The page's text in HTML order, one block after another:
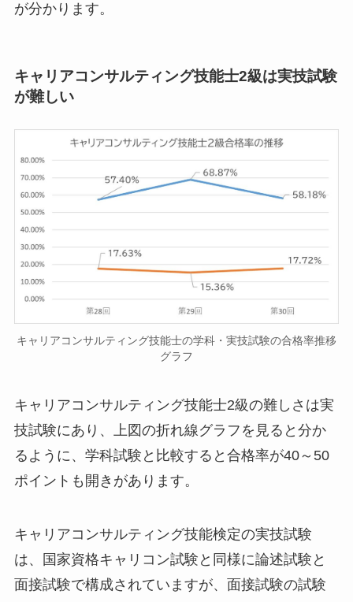
が分かります。
キャリアコンサルティング技能士2級は実技試験
が難しい
キャリアコンサルティング技能士の学科・実技試験の合格率推移
グラフ
キャリアコンサルティング技能士2級の難しさは実
技試験にあり、上図の折れ線グラフを見ると分か
るように、学科試験と比較すると合格率が40～50
ポイントも開きがあります。
キャリアコンサルティング技能検定の実技試験
は、国家資格キャリコン試験と同様に論述試験と
面接試験で構成されていますが、面接試験の試験